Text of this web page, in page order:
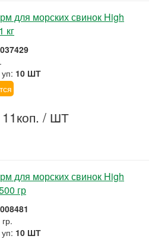
для морских свинок High
кг
10 ШТ
/ ШТ
для морских свинок High
гр
10 ШТ